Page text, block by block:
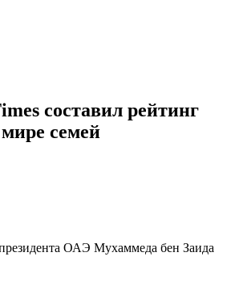
составил рейтинг
семей
ОАЭ Мухаммеда бен Заида